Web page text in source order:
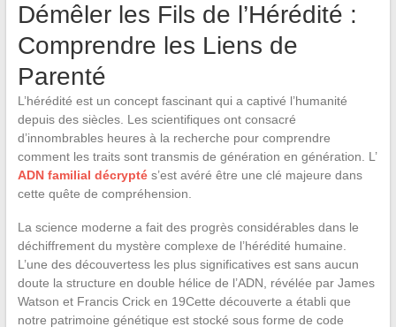
Démêler les Fils de l’Hérédité :
Comprendre les Liens de
Parenté
L’hérédité est un concept fascinant qui a captivé l’humanité
depuis des siècles. Les scientifiques ont consacré
d’innombrables heures à la recherche pour comprendre
comment les traits sont transmis de génération en génération. L’
ADN familial décryptés’est avéré être une clé majeure dans
cette quête de compréhension.
La science moderne a fait des progrès considérables dans le
déchiffrement du mystère complexe de l’hérédité humaine.
L’une des découvertess les plus significatives est sans aucun
doute la structure en double hélice de l’ADN, révélée par James
Watson et Francis Crick en 19Cette découverte a établi que
notre patrimoine génétique est stocké sous forme de code